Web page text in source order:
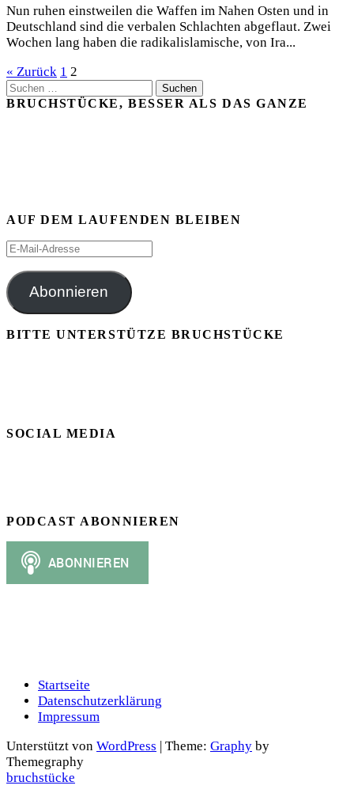
Nun ruhen einstweilen die Waffen im Nahen Osten und in
Deutschland sind die verbalen Schlachten abgeflaut. Zwei
Wochen lang haben die radikalislamische, von Ira...
Seitennummerierung
der
« Zurück 1 2
Suchen
nach:
BRUCHSTÜCKE, BESSER ALS DAS GANZE
AUF DEM LAUFENDEN BLEIBEN
E-
Adresse
Abonnieren
BITTE UNTERSTÜTZE BRUCHSTÜCKE
SOCIAL MEDIA
PODCAST ABONNIEREN
Startseite
Datenschutzerklärung
Impressum
Unterstützt von WordPress | Theme: Graphy by
Themegraphy
bruchstücke